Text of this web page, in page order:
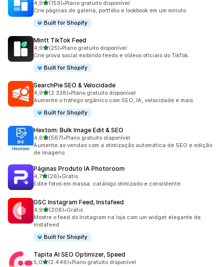
4,9de 5 estrelas
(159)
159 avaliações ao todo
•Plano gratuito disponível
Crie páginas de galeria, portfólio e lookbook em um minuto
Built for Shopify
Mintt TikTok Feed
4,9de 5 estrelas
(25)
25 avaliações ao todo
•Plano gratuito disponível
Crie prova social exibindo feeds e vídeos oficiais do TikTok.
Built for Shopify
SearchPie SEO & Velocidade
4,9de 5 estrelas
(2.338)
2338 avaliações ao todo
•Plano gratuito disponível
Aumente o tráfego orgânico com SEO, IA, velocidade e mais
Built for Shopify
Hextom: Bulk Image Edit & SEO
4,6de 5 estrelas
(567)
567 avaliações ao todo
•Plano gratuito disponível
Aumente as vendas com a otimização automática de SEO e edição
de imagens
Páginas Produto IA Photoroom
4,7de 5 estrelas
(26)
26 avaliações ao todo
•Grátis
Edite fotos em massa: catálogo otimizado e consistente.
GSC Instagram Feed, Instafeed
4,9de 5 estrelas
(208)
208 avaliações ao todo
•Grátis
Mostre o feed do Instagram na loja com um widget elegante de
instafeed
Built for Shopify
Tapita AI SEO Optimizer, Speed
5,0de 5 estrelas
(2.448)
2448 avaliações ao todo
•Plano gratuito disponível